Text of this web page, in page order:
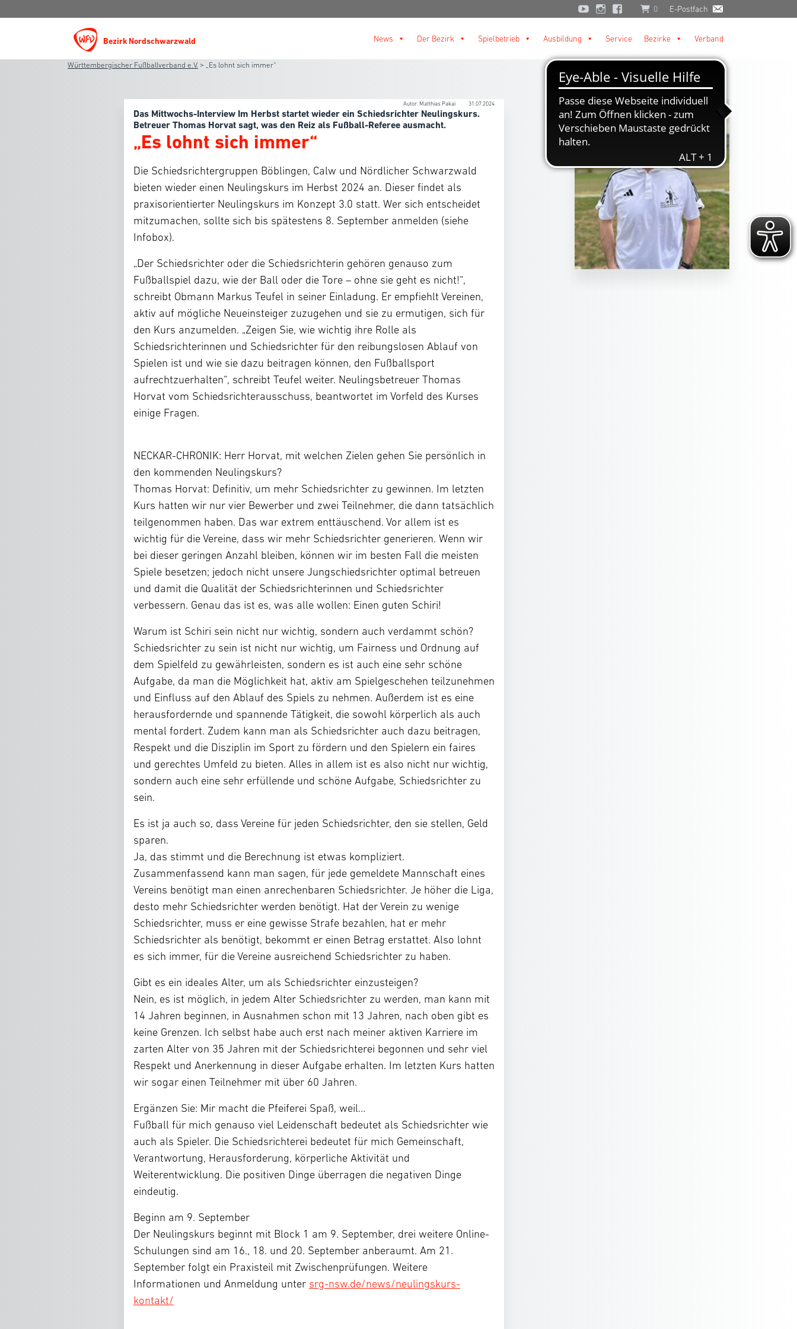
0 E-Postfach
Bezirk Nordschwarzwald News Der Bezirk Spielbetrieb Ausbildung Service Bezirke Verband
Württembergischer Fußballverband e.V. > „Es lohnt sich immer“
Autor: Matthias Pakai 31.07.2024
Das Mittwochs-Interview Im Herbst startet wieder ein Schiedsrichter Neulingskurs.
Betreuer Thomas Horvat sagt, was den Reiz als Fußball-Referee ausmacht.
„Es lohnt sich immer“
Die Schiedsrichtergruppen Böblingen, Calw und Nördlicher Schwarzwald
bieten wieder einen Neulingskurs im Herbst 2024 an. Dieser findet als
praxisorientierter Neulingskurs im Konzept 3.0 statt. Wer sich entscheidet
mitzumachen, sollte sich bis spätestens 8. September anmelden (siehe
Infobox).
„Der Schiedsrichter oder die Schiedsrichterin gehören genauso zum
Fußballspiel dazu, wie der Ball oder die Tore – ohne sie geht es nicht!“,
schreibt Obmann Markus Teufel in seiner Einladung. Er empfiehlt Vereinen,
aktiv auf mögliche Neueinsteiger zuzugehen und sie zu ermutigen, sich für
den Kurs anzumelden. „Zeigen Sie, wie wichtig ihre Rolle als
Schiedsrichterinnen und Schiedsrichter für den reibungslosen Ablauf von
Spielen ist und wie sie dazu beitragen können, den Fußballsport
aufrechtzuerhalten“, schreibt Teufel weiter. Neulingsbetreuer Thomas
Horvat vom Schiedsrichterausschuss, beantwortet im Vorfeld des Kurses
einige Fragen.
NECKAR-CHRONIK: Herr Horvat, mit welchen Zielen gehen Sie persönlich in
den kommenden Neulingskurs?
Thomas Horvat: Definitiv, um mehr Schiedsrichter zu gewinnen. Im letzten
Kurs hatten wir nur vier Bewerber und zwei Teilnehmer, die dann tatsächlich
teilgenommen haben. Das war extrem enttäuschend. Vor allem ist es
wichtig für die Vereine, dass wir mehr Schiedsrichter generieren. Wenn wir
bei dieser geringen Anzahl bleiben, können wir im besten Fall die meisten
Spiele besetzen; jedoch nicht unsere Jungschiedsrichter optimal betreuen
und damit die Qualität der Schiedsrichterinnen und Schiedsrichter
verbessern. Genau das ist es, was alle wollen: Einen guten Schiri!
Warum ist Schiri sein nicht nur wichtig, sondern auch verdammt schön?
Schiedsrichter zu sein ist nicht nur wichtig, um Fairness und Ordnung auf
dem Spielfeld zu gewährleisten, sondern es ist auch eine sehr schöne
Aufgabe, da man die Möglichkeit hat, aktiv am Spielgeschehen teilzunehmen
und Einfluss auf den Ablauf des Spiels zu nehmen. Außerdem ist es eine
herausfordernde und spannende Tätigkeit, die sowohl körperlich als auch
mental fordert. Zudem kann man als Schiedsrichter auch dazu beitragen,
Respekt und die Disziplin im Sport zu fördern und den Spielern ein faires
und gerechtes Umfeld zu bieten. Alles in allem ist es also nicht nur wichtig,
sondern auch eine sehr erfüllende und schöne Aufgabe, Schiedsrichter zu
sein.
Es ist ja auch so, dass Vereine für jeden Schiedsrichter, den sie stellen, Geld
sparen.
Ja, das stimmt und die Berechnung ist etwas kompliziert.
Zusammenfassend kann man sagen, für jede gemeldete Mannschaft eines
Vereins benötigt man einen anrechenbaren Schiedsrichter. Je höher die Liga,
desto mehr Schiedsrichter werden benötigt. Hat der Verein zu wenige
Schiedsrichter, muss er eine gewisse Strafe bezahlen, hat er mehr
Schiedsrichter als benötigt, bekommt er einen Betrag erstattet. Also lohnt
es sich immer, für die Vereine ausreichend Schiedsrichter zu haben.
Gibt es ein ideales Alter, um als Schiedsrichter einzusteigen?
Nein, es ist möglich, in jedem Alter Schiedsrichter zu werden, man kann mit
14 Jahren beginnen, in Ausnahmen schon mit 13 Jahren, nach oben gibt es
keine Grenzen. Ich selbst habe auch erst nach meiner aktiven Karriere im
zarten Alter von 35 Jahren mit der Schiedsrichterei begonnen und sehr viel
Respekt und Anerkennung in dieser Aufgabe erhalten. Im letzten Kurs hatten
wir sogar einen Teilnehmer mit über 60 Jahren.
Ergänzen Sie: Mir macht die Pfeiferei Spaß, weil…
Fußball für mich genauso viel Leidenschaft bedeutet als Schiedsrichter wie
auch als Spieler. Die Schiedsrichterei bedeutet für mich Gemeinschaft,
Verantwortung, Herausforderung, körperliche Aktivität und
Weiterentwicklung. Die positiven Dinge überragen die negativen Dinge
eindeutig.
Beginn am 9. September
Der Neulingskurs beginnt mit Block 1 am 9. September, drei weitere Online-
Schulungen sind am 16., 18. und 20. September anberaumt. Am 21.
September folgt ein Praxisteil mit Zwischenprüfungen. Weitere
Informationen und Anmeldung unter srg-nsw.de/news/neulingskurs-
kontakt/